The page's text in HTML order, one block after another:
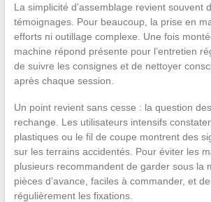
La simplicité d’assemblage revient souvent
témoignages. Pour beaucoup, la prise en
efforts ni outillage complexe. Une fois
machine répond présente pour l’entretien
de suivre les consignes et de nettoyer
après chaque session.
Un point revient sans cesse : la question
rechange. Les utilisateurs intensifs
plastiques ou le fil de coupe montrent des
sur les terrains accidentés. Pour éviter les
plusieurs recommandent de garder sous la
pièces d’avance, faciles à commander, et
régulièrement les fixations.